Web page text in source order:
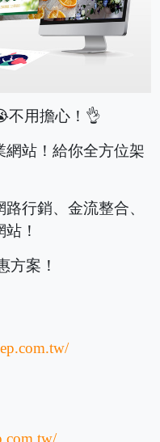
不用擔心！👌
網站！給你全方位架
行銷、金流整合、
！
方案！